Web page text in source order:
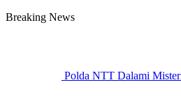
Breaking News
Polda NTT Dalami